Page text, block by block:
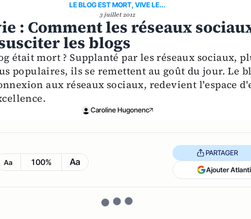
LE BLOG EST MORT, VIVE LE...
3 juillet 2012
: Comment les réseaux
les blogs
était mort ? Supplanté par les réseaux sociaux,
populaires, ils se remettent au goût du jour. Le
aux réseaux sociaux, redevient l'espace
Caroline Hugonenc
Aa 100% Aa
PARTAGER
Ajouter